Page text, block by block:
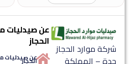
شركة موارد الحجاز
عن صيدليات
الحجاز
عن صيدليات
الحجاز